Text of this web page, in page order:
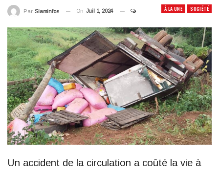
À LA UNE SOCIÉTÉ
Par Siaminfos On Juil 1, 2024
Un accident de la circulation a coûté la vie à